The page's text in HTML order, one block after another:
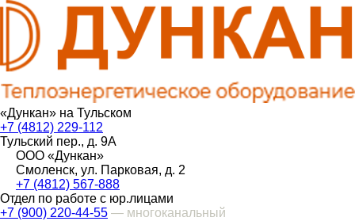
«Дункан» на Тульском
+7 (4812) 229-112
Тульский пер., д. 9А
ООО «Дункан»
Смоленск, ул. Парковая, д. 2
+7 (4812) 567-888
Отдел по работе с юр.лицами
+7 (900) 220-44-55 — многоканальный